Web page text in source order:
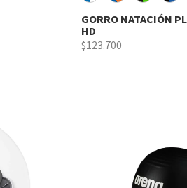
GORRO NATACIÓN
HD
$123.700